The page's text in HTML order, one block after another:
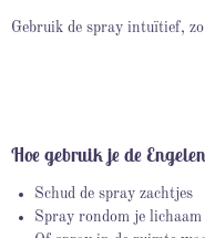
Gebruik de spray intuïtief,
Hoe gebruik je de
Schud de spray zachtjes
Spray rondom je